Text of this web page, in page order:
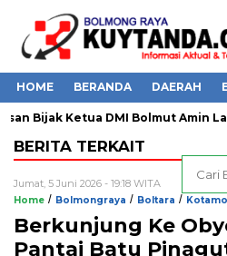
HOME BERANDA DAERAH
Bijak Ketua DMI Bolmut Amin
Home / Bolmongraya / Boltara /
Berkunjung Ke
Pantai Batu
BERITA TERKAIT
Jumat, 5 Juni 2026 - 19:18 WITA